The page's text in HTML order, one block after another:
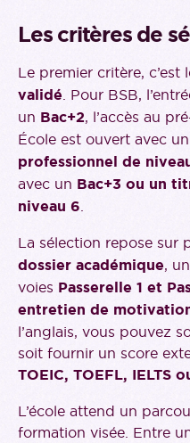
Les critères de
Le premier critère, c’est
validé . Pour BSB,
un Bac+2, l’accès au
École est ouvert avec un
professionnel de
avec un Bac+3 ou un
niveau 6
La sélection repose sur
dossier académique, un
voies Passerelle 1 et
entretien de
l’anglais, vous pouvez
soit fournir un score
TOEIC, TOEFL, IELTS
L’école attend un
formation visée. Entre